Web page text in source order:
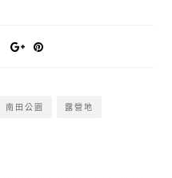
南田公園 露營地